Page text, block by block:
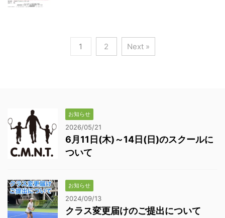
1 2 Next »
お知らせ
2026/05/21
6月11日(木)～14日(日)のスクールに
ついて
お知らせ
2024/09/13
クラス変更届けのご提出について